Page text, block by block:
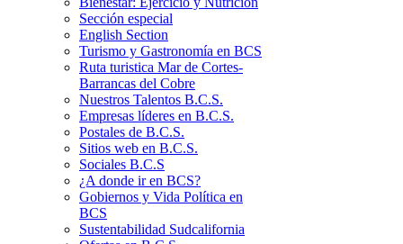
Sección especial
English Section
Turismo y Gastronomía en BCS
Ruta turistica Mar de Cortes-
Barrancas del Cobre
Nuestros Talentos B.C.S.
Empresas líderes en B.C.S.
Postales de B.C.S.
Sitios web en B.C.S.
Sociales B.C.S
¿A donde ir en BCS?
Gobiernos y Vida Política en
BCS
Sustentabilidad Sudcalifornia